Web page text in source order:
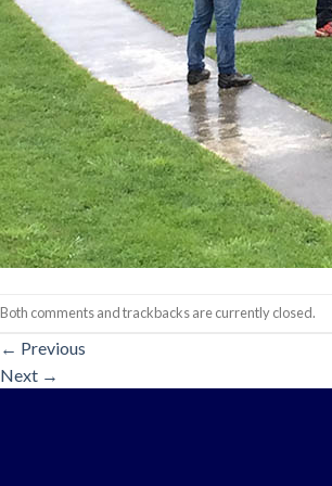
Both comments and trackbacks are currently closed.
← Previous
Next →